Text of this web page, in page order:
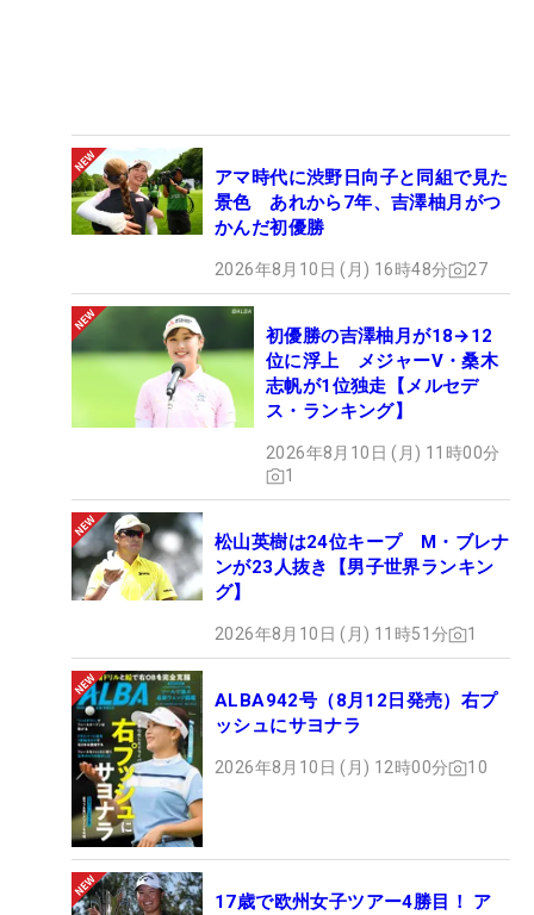
アマ時代に渋野日向子と同組で見た
景色 あれから7年、吉澤柚月がつ
かんだ初優勝
2026年8月10日 (月) 16時48分 27
初優勝の吉澤柚月が18→12
位に浮上 メジャーV・桑木
志帆が1位独走【メルセデ
ス・ランキング】
2026年8月10日 (月) 11時00分
1
松山英樹は24位キープ M・ブレナ
ンが23人抜き【男子世界ランキン
グ】
2026年8月10日 (月) 11時51分 1
ALBA942号（8月12日発売）右プ
ッシュにサヨナラ
2026年8月10日 (月) 12時00分 10
17歳で欧州女子ツアー4勝目！ ア